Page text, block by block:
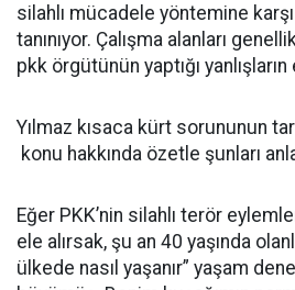
silahlı mücadele yöntemine
tanınıyor. Çalışma alanları
pkk örgütünün yaptığı
Yılmaz kısaca kürt sorununun
konu hakkında özetle şunları
Eğer PKK’nin silahlı terör
ele alırsak, şu an 40 yaşında
ülkede nasıl yaşanır” yaşam